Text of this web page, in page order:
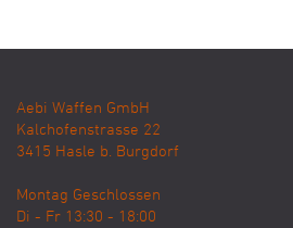
Aebi Waffen GmbH
Kalchofenstrasse 22
3415 Hasle b. Burgdorf
Montag Geschlossen
Di - Fr 13:30 - 18:00